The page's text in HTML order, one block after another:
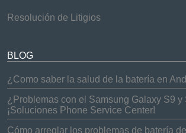
Resolución de Litigios
BLOG
¿Como saber la salud de la batería en
¿Problemas con el Samsung Galaxy S9 y
¡Soluciones Phone Service Center!
Cómo arreglar los problemas de batería